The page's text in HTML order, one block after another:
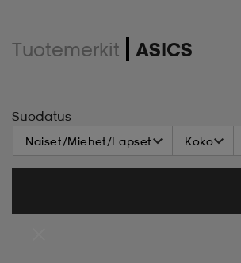
Tuotemerkit ASICS
Suodatus
Naiset/Miehet/Lapset Koko